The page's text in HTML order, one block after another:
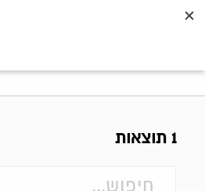
1 תוצאות